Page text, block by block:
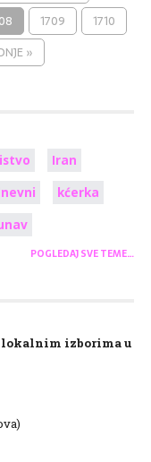
1709
1710
»
Iran
kćerka
POGLEDAJ SVE TEME…
lokalnim izborima u